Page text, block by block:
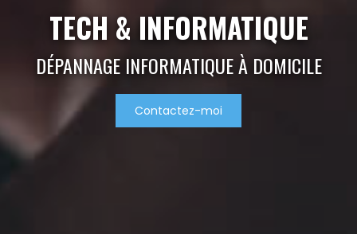
TECH & INFORMATIQUE
DÉPANNAGE INFORMATIQUE À DOMICILE
Contactez-moi